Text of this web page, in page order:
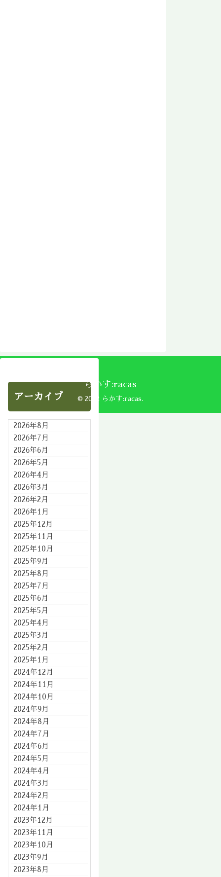
アーカイブ
2026年8月
2026年7月
2026年6月
2026年5月
2026年4月
2026年3月
2026年2月
2026年1月
2025年12月
2025年11月
2025年10月
2025年9月
2025年8月
2025年7月
2025年6月
2025年5月
2025年4月
2025年3月
2025年2月
2025年1月
2024年12月
2024年11月
2024年10月
2024年9月
2024年8月
2024年7月
2024年6月
2024年5月
2024年4月
2024年3月
2024年2月
2024年1月
2023年12月
2023年11月
2023年10月
2023年9月
2023年8月
らかす:racas
© 2002 らかす:racas.